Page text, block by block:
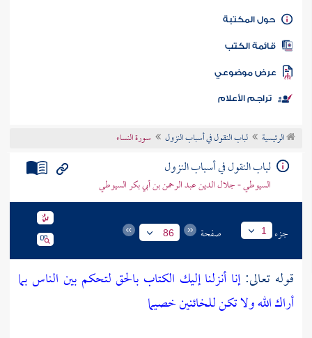
كتاب الأمة
المكتبة
الكتب
موضوعي
تراجم الأعلام
الرئيسية لباب النقول في أسباب النزول سورة النساء
لباب النقول في أسباب النزول
السيوطي - جلال الدين عبد الرحمن بن أبي بكر السيوطي
جزء 1 صفحة 86
قوله تعالى:إنا أنزلنا إليك الكتاب بالحق لتحكم بين الناس بما
أراك الله ولا تكن للخائنين خصيما